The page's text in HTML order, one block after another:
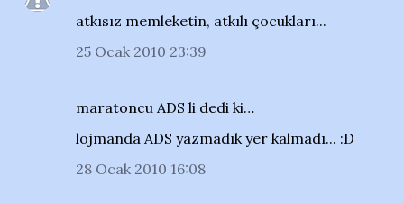
atkısız memleketin, atkılı çocukları...
25 Ocak 2010 23:39
maratoncu ADS li dedi ki…
lojmanda ADS yazmadık yer kalmadı... :D
28 Ocak 2010 16:08